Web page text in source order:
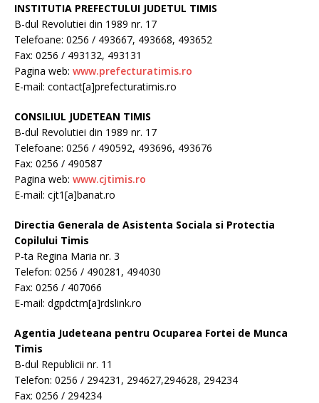
INSTITUTIA PREFECTULUI JUDETUL TIMIS
B-dul Revolutiei din 1989 nr. 17
Telefoane: 0256 / 493667, 493668, 493652
Fax: 0256 / 493132, 493131
Pagina web: www.prefecturatimis.ro
E-mail: contact[a]prefecturatimis.ro
CONSILIUL JUDETEAN TIMIS
B-dul Revolutiei din 1989 nr. 17
Telefoane: 0256 / 490592, 493696, 493676
Fax: 0256 / 490587
Pagina web: www.cjtimis.ro
E-mail: cjt1[a]banat.ro
Directia Generala de Asistenta Sociala si Protectia
Copilului Timis
P-ta Regina Maria nr. 3
Telefon: 0256 / 490281, 494030
Fax: 0256 / 407066
E-mail: dgpdctm[a]rdslink.ro
Agentia Judeteana pentru Ocuparea Fortei de Munca
Timis
B-dul Republicii nr. 11
Telefon: 0256 / 294231, 294627,294628, 294234
Fax: 0256 / 294234